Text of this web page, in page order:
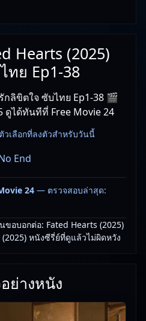
Hearts (2025)
ทย Ep1-38
กลิขิตใจ ซับไทย Ep1-38 🎬
ดูได้ทันทีที่ Free Movie 24
เลือกที่ลงตัวสำหรับวันนี้
End
24 — ตรวจสอบล่าสุด:
ขอบอกต่อ: Fated Hearts (2025)
หนังซีรี่ย์ที่ดูแล้วไม่ผิดหวัง
ย่างหนัง